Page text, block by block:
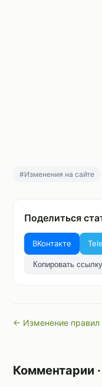
#Изменения на сайте
Поделиться
ВКонтакте
Копировать ссылку
← Изменение
Комментарии